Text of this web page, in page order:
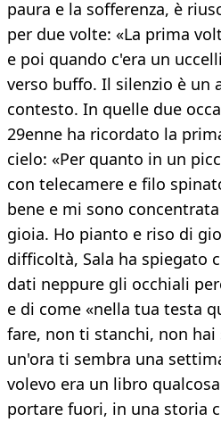
paura e la sofferenza, è
per due volte: «La prima
e poi quando c'era un
verso buffo. Il silenzio è un
contesto. In quelle due
29enne ha ricordato la
cielo: «Per quanto in un
con telecamere e filo
bene e mi sono
gioia. Ho pianto e riso di
difficoltà, Sala ha spiegato
dati neppure gli occhiali
e di come «nella tua testa
fare, non ti stanchi, non
un'ora ti sembra una
volevo era un libro
portare fuori, in una storia